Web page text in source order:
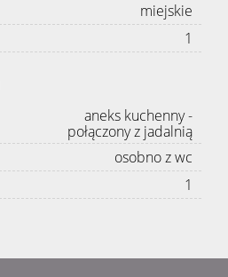
miejskie
1
aneks kuchenny -
połączony z jadalnią
osobno z wc
1